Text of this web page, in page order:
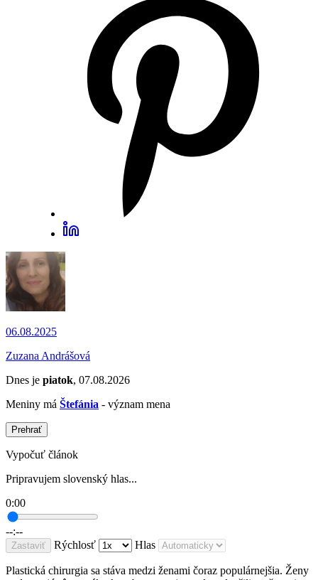
06.08.2025
Zuzana Andrášová
Dnes je piatok, 07.08.2026
Meniny má Štefánia - význam mena
Prehrať
Vypočuť článok
Pripravujem slovenský hlas...
0:00
--:--
Zastaviť Rýchlosť Hlas
Plastická chirurgia sa stáva medzi ženami čoraz populárnejšia. Ženy